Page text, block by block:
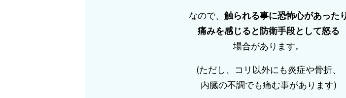
なので、 触られる事に恐怖心があった
痛みを感じると防衛手段として怒る
場合があります。
(ただし、コリ以外にも炎症や骨折、
内臓の不調でも痛む事があります)